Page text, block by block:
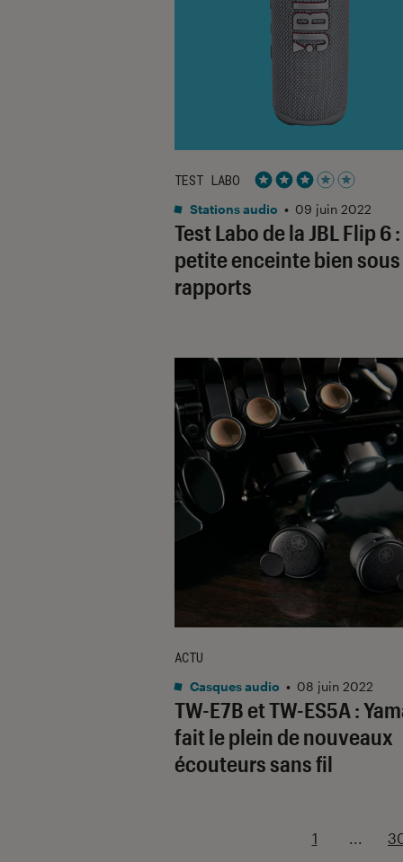
Test Labo de la JBL Flip 6
petite enceinte bien
rapports
TEST LABO
Noté 3 étoiles sur 5
Stations audio • 09 juin 2022
TW-E7B et TW-ES5A :
fait le plein de nouveaux
écouteurs sans fil
ACTU
Casques audio • 08 juin 2022
1 ...